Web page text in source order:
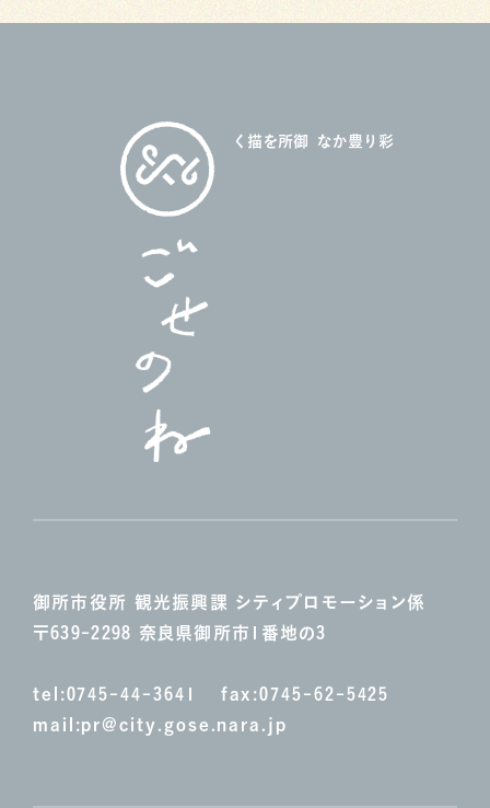
彩り豊かな
御所を描く
御所市役所 観光振興課 シティプロモーション係
〒639-2298 奈良県御所市1番地の3
tel:0745-44-3641
fax:0745-62-5425
mail:pr@city.gose.nara.jp